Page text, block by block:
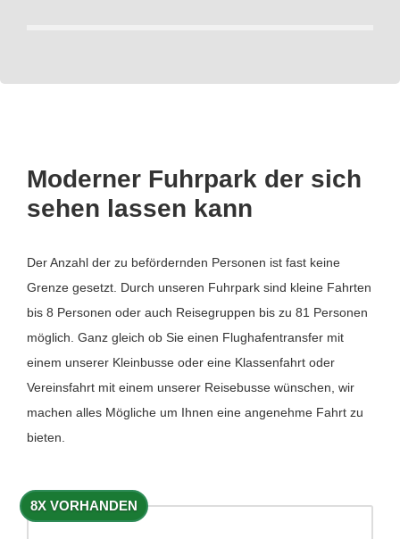
Moderner Fuhrpark der sich
sehen lassen kann
Der Anzahl der zu befördernden Personen ist fast keine
Grenze gesetzt. Durch unseren Fuhrpark sind kleine Fahrten
bis 8 Personen oder auch Reisegruppen bis zu 81 Personen
möglich. Ganz gleich ob Sie einen Flughafentransfer mit
einem unserer Kleinbusse oder eine Klassenfahrt oder
Vereinsfahrt mit einem unserer Reisebusse wünschen, wir
machen alles Mögliche um Ihnen eine angenehme Fahrt zu
bieten.
8X VORHANDEN